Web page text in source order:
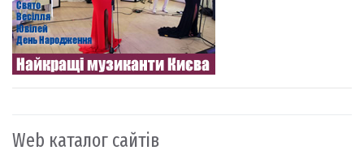
Web каталог сайтів